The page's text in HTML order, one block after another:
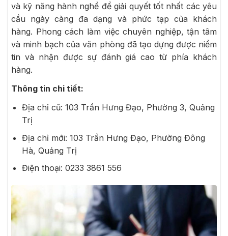
và kỹ năng hành nghề để giải quyết tốt nhất các yêu
cầu ngày càng đa dạng và phức tạp của khách
hàng. Phong cách làm việc chuyên nghiệp, tận tâm
và minh bạch của văn phòng đã tạo dựng được niềm
tin và nhận được sự đánh giá cao từ phía khách
hàng.
Thông tin chi tiết:
Địa chỉ cũ: 103 Trần Hưng Đạo, Phường 3, Quảng
Trị
Địa chỉ mới: 103 Trần Hưng Đạo, Phường Đông
Hà, Quảng Trị
Điện thoại: 0233 3861 556